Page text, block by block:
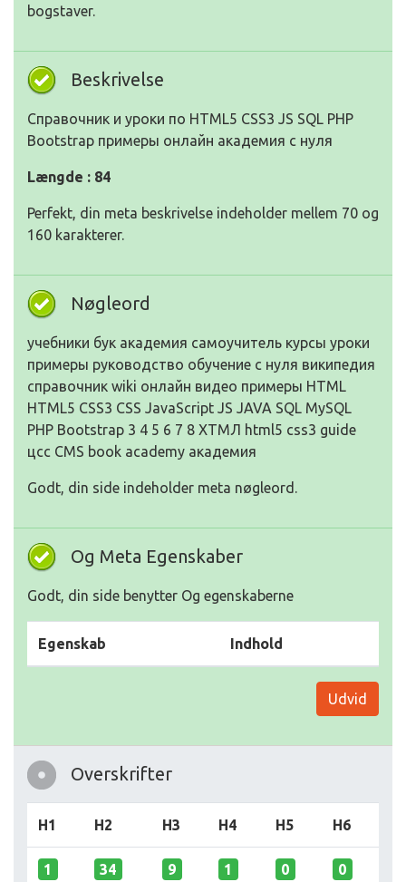
bogstaver.
Beskrivelse
Справочник и уроки по HTML5 CSS3 JS SQL PHP
Bootstrap примеры онлайн академия с нуля
Længde : 84
Perfekt, din meta beskrivelse indeholder mellem 70 og
160 karakterer.
Nøgleord
учебники бук академия самоучитель курсы уроки
примеры руководство обучение с нуля википедия
справочник wiki онлайн видео примеры HTML
HTML5 CSS3 CSS JavaScript JS JAVA SQL MySQL
PHP Bootstrap 3 4 5 6 7 8 ХТМЛ html5 css3 guide
цсс CMS book academy академия
Godt, din side indeholder meta nøgleord.
Og Meta Egenskaber
Godt, din side benytter Og egenskaberne
Egenskab Indhold
Udvid
Overskrifter
H1 H2 H3 H4 H5 H6
1 34 9 1 0 0